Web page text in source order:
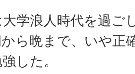
学浪人時代を過ご
ら晩まで、いや正
した。